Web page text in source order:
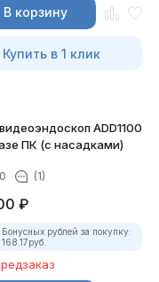
В корзину
Купить в 1 клик
ADD1100
ПК (с насадками)
(1)
₽
Бонусных рублей за покупку:
168.17руб.